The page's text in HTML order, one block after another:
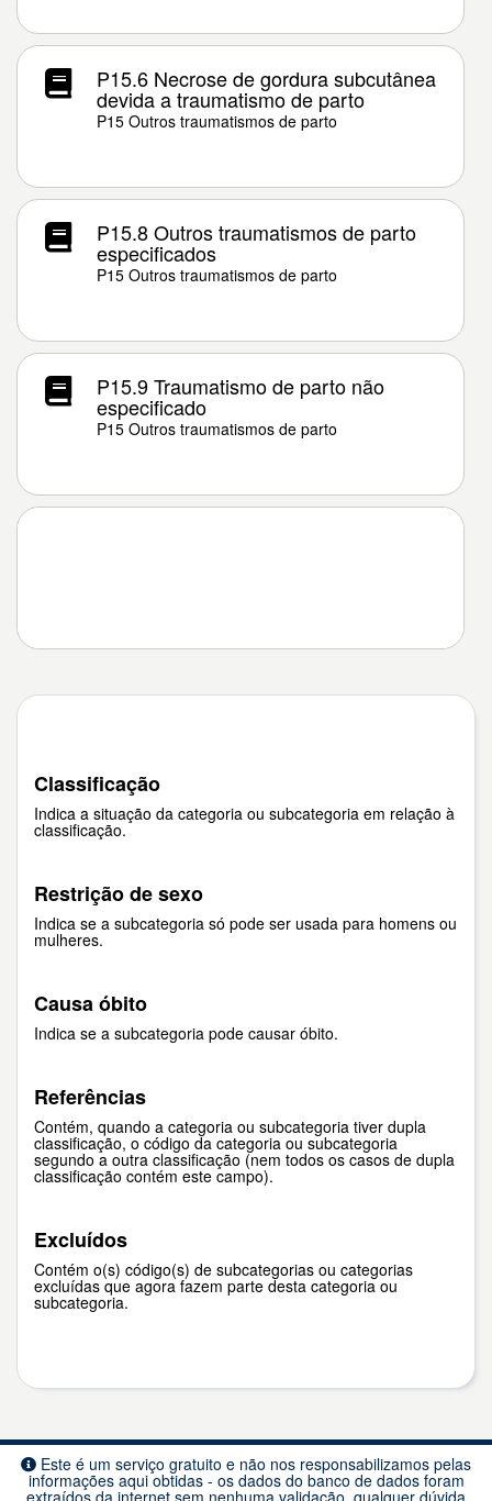
P15.6 Necrose de gordura subcutânea
devida a traumatismo de parto
P15 Outros traumatismos de parto
P15.8 Outros traumatismos de parto
especificados
P15 Outros traumatismos de parto
P15.9 Traumatismo de parto não
especificado
P15 Outros traumatismos de parto
Classificação
Indica a situação da categoria ou subcategoria em relação à
classificação.
Restrição de sexo
Indica se a subcategoria só pode ser usada para homens ou
mulheres.
Causa óbito
Indica se a subcategoria pode causar óbito.
Referências
Contém, quando a categoria ou subcategoria tiver dupla
classificação, o código da categoria ou subcategoria
segundo a outra classificação (nem todos os casos de dupla
classificação contém este campo).
Excluídos
Contém o(s) código(s) de subcategorias ou categorias
excluídas que agora fazem parte desta categoria ou
subcategoria.
Este é um serviço gratuito e não nos responsabilizamos pelas
informações aqui obtidas - os dados do banco de dados foram
extraídos da internet sem nenhuma validação, qualquer dúvida